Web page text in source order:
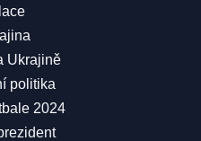
Ukrajině
politika
2024